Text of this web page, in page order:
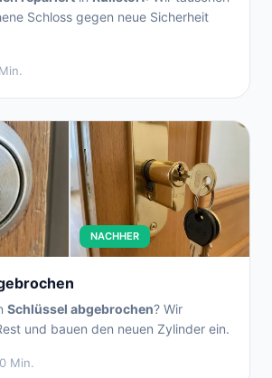
Schloss gegen neue Sicherheit
NACHHER
Schlüssel abgebrochen? Wir
und bauen den neuen Zylinder ein.
Min.